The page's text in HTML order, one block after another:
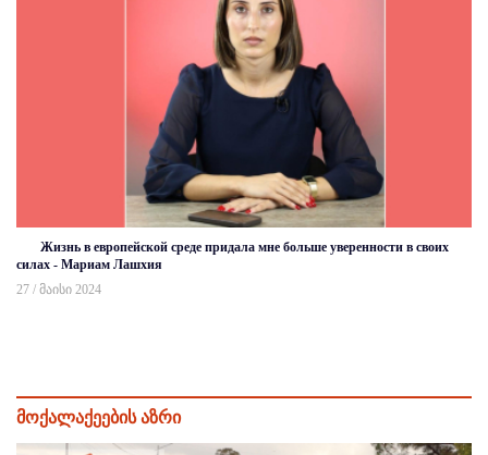
Жизнь в европейской среде придала мне больше уверенности в своих
силах - Мариам Лашхия
27 / მაისი 2024
მოქალაქეების აზრი